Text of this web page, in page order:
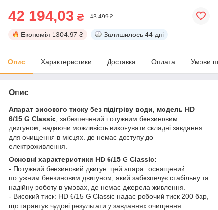
42 194,03 ₴ 43 499 ₴
Економія 1304.97 ₴ Залишилось 44 дні
Опис Характеристики Доставка Оплата Умови
Опис
Апарат високого тиску без підігріву води, модель HD
6/15 G Classic , забезпечений потужним бензиновим
двигуном, надаючи можливість виконувати складні завдання
для очищення в місцях, де немає доступу до
електроживлення.
Основні характеристики HD 6/15 G Classic:
- Потужний бензиновий двигун: цей апарат оснащений
потужним бензиновим двигуном, який забезпечує стабільну та
надійну роботу в умовах, де немає джерела живлення.
- Високий тиск: HD 6/15 G Classic надає робочий тиск 200 бар,
що гарантує чудові результати у завданнях очищення.